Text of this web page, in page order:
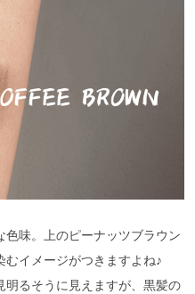
味。上のピーナッツブラウン
むイメージがつきますよね♪
明るそうに見えますが、黒髪の